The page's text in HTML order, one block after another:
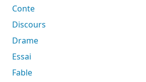
Conte
Discours
Drame
Essai
Fable